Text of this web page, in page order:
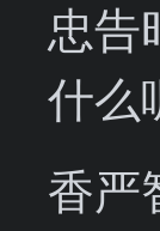
忠告
什么
香严